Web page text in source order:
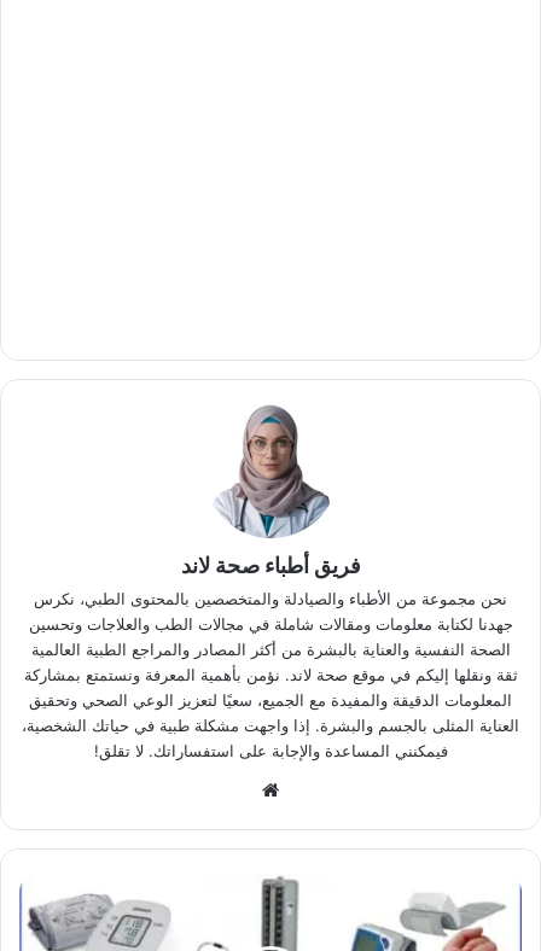
فريق أطباء صحة لاند
نحن مجموعة من الأطباء والصيادلة والمتخصصين بالمحتوى الطبي، نكرس
جهدنا لكتابة معلومات ومقالات شاملة في مجالات الطب والعلاجات وتحسين
الصحة النفسية والعناية بالبشرة من أكثر المصادر والمراجع الطبية العالمية
ثقة ونقلها إليكم في موقع صحة لاند. نؤمن بأهمية المعرفة ونستمتع بمشاركة
المعلومات الدقيقة والمفيدة مع الجميع، سعيًا لتعزيز الوعي الصحي وتحقيق
العناية المثلى بالجسم والبشرة. إذا واجهت مشكلة طبية في حياتك الشخصية،
فيمكنني المساعدة والإجابة على استفساراتك. لا تقلق!